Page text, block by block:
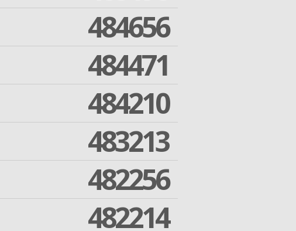
484656
484471
484210
483213
482256
482214